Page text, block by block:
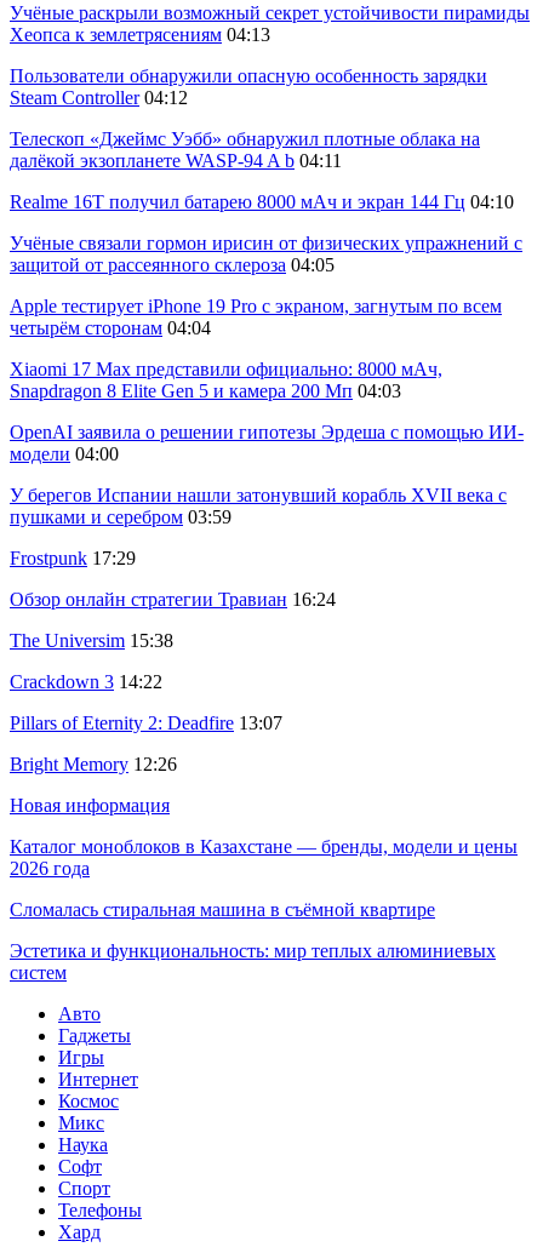
Учёные раскрыли возможный секрет устойчивости пирамиды
Хеопса к землетрясениям 04:13
Пользователи обнаружили опасную особенность зарядки
Steam Controller 04:12
Телескоп «Джеймс Уэбб» обнаружил плотные облака на
далёкой экзопланете WASP-94 A b 04:11
Realme 16T получил батарею 8000 мАч и экран 144 Гц 04:10
Учёные связали гормон ирисин от физических упражнений с
защитой от рассеянного склероза 04:05
Apple тестирует iPhone 19 Pro с экраном, загнутым по всем
четырём сторонам 04:04
Xiaomi 17 Max представили официально: 8000 мАч,
Snapdragon 8 Elite Gen 5 и камера 200 Мп 04:03
OpenAI заявила о решении гипотезы Эрдеша с помощью ИИ-
модели 04:00
У берегов Испании нашли затонувший корабль XVII века с
пушками и серебром 03:59
Frostpunk 17:29
Обзор онлайн стратегии Травиан 16:24
The Universim 15:38
Crackdown 3 14:22
Pillars of Eternity 2: Deadfire 13:07
Bright Memory 12:26
Новая информация
Каталог моноблоков в Казахстане — бренды, модели и цены
2026 года
Сломалась стиральная машина в съёмной квартире
Эстетика и функциональность: мир теплых алюминиевых
систем
Авто
Гаджеты
Игры
Интернет
Космос
Микс
Наука
Софт
Спорт
Телефоны
Хард